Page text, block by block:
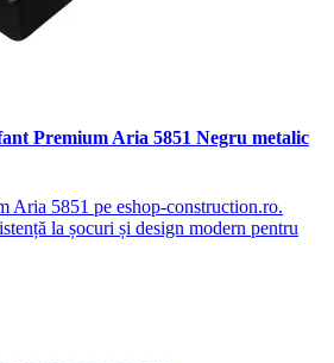
Premium Aria 5851 Negru metalic
Aria 5851 pe eshop-construction.ro.
la șocuri și design modern pentru